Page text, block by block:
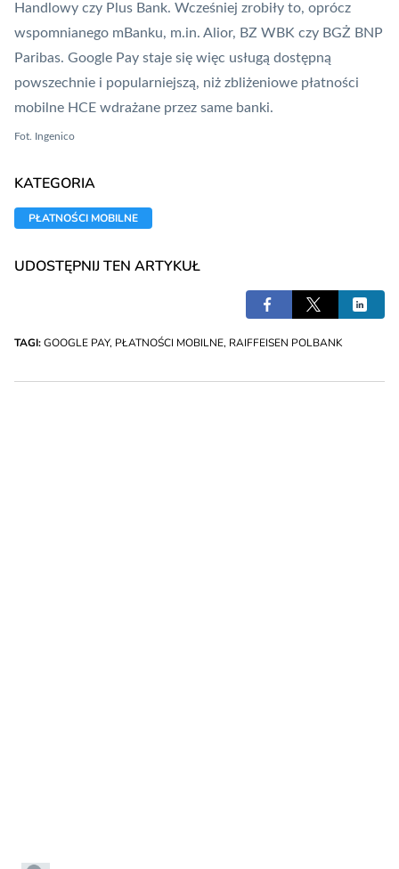
Handlowy czy Plus Bank. Wcześniej zrobiły to, oprócz
wspomnianego mBanku, m.in. Alior, BZ WBK czy BGŻ BNP
Paribas. Google Pay staje się więc usługą dostępną
powszechnie i popularniejszą, niż zbliżeniowe płatności
mobilne HCE wdrażane przez same banki.
Fot. Ingenico
KATEGORIA
PŁATNOŚCI MOBILNE
UDOSTĘPNIJ TEN ARTYKUŁ
TAGI:GOOGLE PAY, PŁATNOŚCI MOBILNE, RAIFFEISEN POLBANK